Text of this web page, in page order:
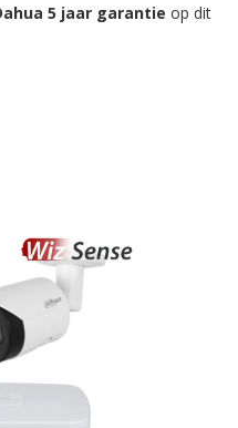
5 jaar garantie op dit